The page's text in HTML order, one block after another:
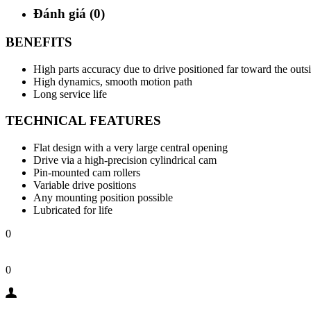
Đánh giá (0)
BENEFITS
High parts accuracy due to drive positioned far toward the
High dynamics, smooth motion path
Long service life
TECHNICAL FEATURES
Flat design with a very large central opening
Drive via a high-precision cylindrical cam
Pin-mounted cam rollers
Variable drive positions
Any mounting position possible
Lubricated for life
0
0